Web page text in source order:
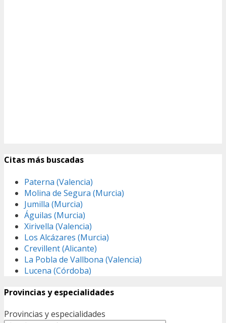
Citas más buscadas
Paterna (Valencia)
Molina de Segura (Murcia)
Jumilla (Murcia)
Águilas (Murcia)
Xirivella (Valencia)
Los Alcázares (Murcia)
Crevillent (Alicante)
La Pobla de Vallbona (Valencia)
Lucena (Córdoba)
Provincias y especialidades
Provincias y especialidades